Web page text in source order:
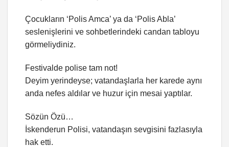
Çocukların ‘Polis Amca’ ya da ‘Polis Abla’
seslenişlerini ve sohbetlerindeki candan tabloyu
görmeliydiniz.
Festivalde polise tam not!
Deyim yerindeyse; vatandaşlarla her karede aynı
anda nefes aldılar ve huzur için mesai yaptılar.
Sözün Özü…
İskenderun Polisi, vatandaşın sevgisini fazlasıyla
hak etti.